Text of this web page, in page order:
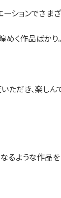
ーションでさま
めく作品ばかり。
だき、楽し
ような作品を